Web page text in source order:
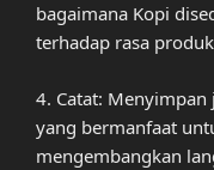
bagaimana Kopi
terhadap rasa
4. Catat:
yang bermanfaat
mengembangkan